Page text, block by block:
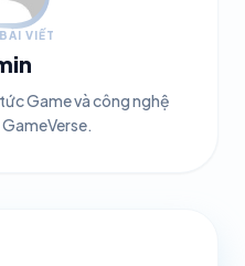
VIẾT
Game và công nghệ